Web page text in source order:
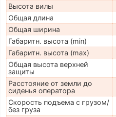
Высота вилы
Общая длина
Общая ширина
Габаритн. высота (min)
Габаритн. высота (max)
Общая высота верхней
защиты
Расстояние от земли до
сиденья оператора
Скорость подъема с грузом/
без груза